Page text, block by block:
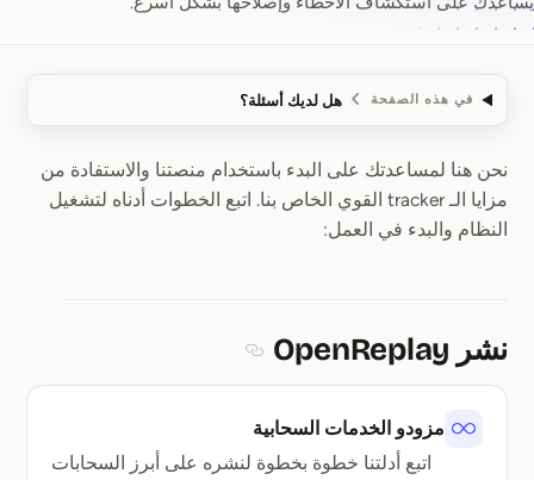
في هذه الصفحة هل لديك أسئلة؟
البدء
نحن هنا لمساعدتك على البدء باستخدام منصتنا والاستفادة من
مزايا الـ tracker القوي الخاص بنا. اتبع الخطوات أدناه لتشغيل
النظام والبدء في العمل:
نشر OpenReplay
مزودو الخدمات السحابية
اتبع أدلتنا خطوة بخطوة لنشره على أبرز السحابات